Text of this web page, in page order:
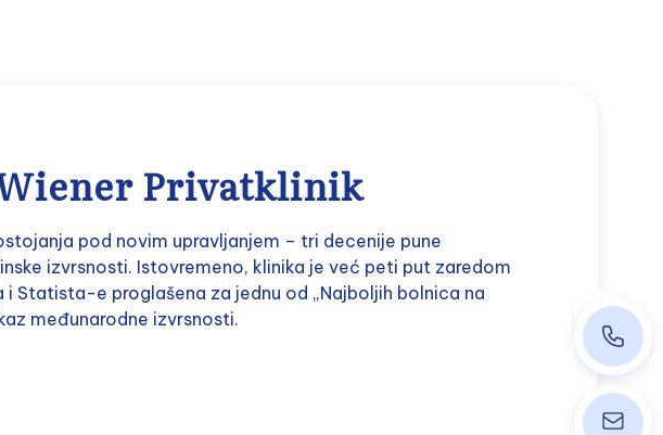
Privatklinik
pod novim upravljanjem – tri decenije pune
izvrsnosti. Istovremeno, klinika je već peti put zaredom
Statista-e proglašena za jednu od „Najboljih bolnica na
međunarodne izvrsnosti.
+43